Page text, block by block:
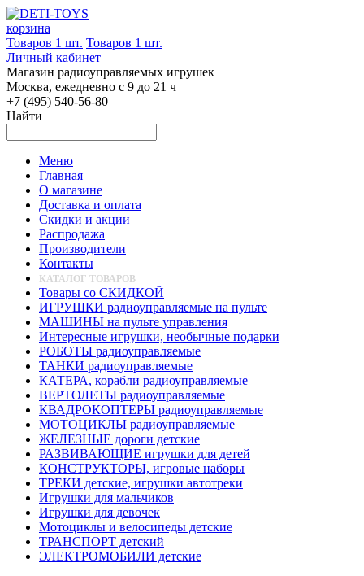
корзина
Товаров 1 шт. Товаров 1 шт.
Личный кабинет
Магазин радиоуправляемых игрушек
Москва, ежедневно с 9 до 21 ч
+7 (495) 540-56-80
Найти
Меню
Главная
О магазине
Доставка и оплата
Скидки и акции
Распродажа
Производители
Контакты
КАТАЛОГ ТОВАРОВ
Товары со СКИДКОЙ
ИГРУШКИ радиоуправляемые на пульте
МАШИНЫ на пульте управления
Интересные игрушки, необычные подарки
РОБОТЫ радиоуправляемые
ТАНКИ радиоуправляемые
КАТЕРА, корабли радиоуправляемые
ВЕРТОЛЕТЫ радиоуправляемые
КВАДРОКОПТЕРЫ радиоуправляемые
МОТОЦИКЛЫ радиоуправляемые
ЖЕЛЕЗНЫЕ дороги детские
РАЗВИВАЮЩИЕ игрушки для детей
КОНСТРУКТОРЫ, игровые наборы
ТРЕКИ детские, игрушки автотреки
Игрушки для мальчиков
Игрушки для девочек
Мотоциклы и велосипеды детские
ТРАНСПОРТ детский
ЭЛЕКТРОМОБИЛИ детские